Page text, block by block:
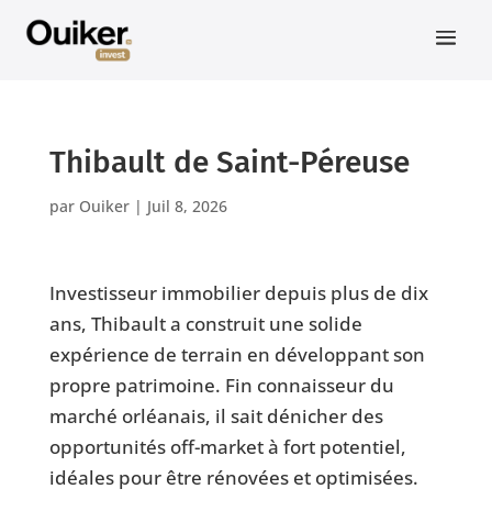
Thibault de Saint-Péreuse
par Ouiker| Juil 8, 2026
Investisseur immobilier depuis plus de dix
ans, Thibault a construit une solide
expérience de terrain en développant son
propre patrimoine. Fin connaisseur du
marché orléanais, il sait dénicher des
opportunités off-market à fort potentiel,
idéales pour être rénovées et optimisées.